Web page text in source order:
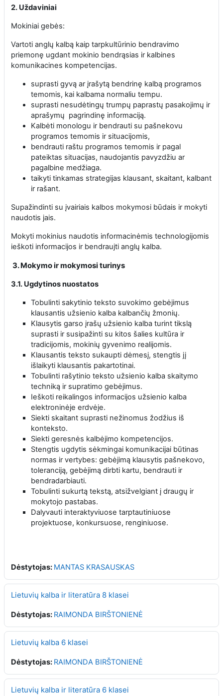
2. Uždaviniai
Mokiniai gebės:
Vartoti anglų kalbą kaip tarpkultūrinio bendravimo
priemonę ugdant mokinio bendrąsias ir kalbines
komunikacines kompetencijas.
suprasti gyvą ar įrašytą bendrinę kalbą programos
temomis, kai kalbama normaliu tempu.
suprasti nesudėtingų trumpų paprastų pasakojimų ir
aprašymų pagrindinę informaciją.
Kalbėti monologu ir bendrauti su pašnekovu
programos temomis ir situacijomis,
bendrauti raštu programos temomis ir pagal
pateiktas situacijas, naudojantis pavyzdžiu ar
pagalbine medžiaga.
taikyti tinkamas strategijas klausant, skaitant, kalbant
ir rašant.
Supažindinti su įvairiais kalbos mokymosi būdais ir mokyti
naudotis jais.
Mokyti mokinius naudotis informacinėmis technologijomis
ieškoti informacijos ir bendraujti anglų kalba.
3. Mokymo ir mokymosi turinys
3.1. Ugdytinos nuostatos
Tobulinti sakytinio teksto suvokimo gebėjimus
klausantis užsienio kalba kalbančių žmonių.
Klausytis garso įrašų užsienio kalba turint tikslą
suprasti ir susipažinti su kitos šalies kultūra ir
tradicijomis, mokinių gyvenimo realijomis.
Klausantis teksto sukaupti dėmesį, stengtis jį
išlaikyti klausantis pakartotinai.
Tobulinti rašytinio teksto užsienio kalba skaitymo
techniką ir supratimo gebėjimus.
Ieškoti reikalingos informacijos užsienio kalba
elektroninėje erdvėje.
Siekti skaitant suprasti nežinomus žodžius iš
konteksto.
Siekti geresnės kalbėjimo kompetencijos.
Stengtis ugdytis sėkmingai komunikacijai būtinas
normas ir vertybes: gebėjimą klausytis pašnekovo,
toleranciją, gebėjimą dirbti kartu, bendrauti ir
bendradarbiauti.
Tobulinti sukurtą tekstą, atsižvelgiant į draugų ir
mokytojo pastabas.
Dalyvauti interaktyviuose tarptautiniuose
projektuose, konkursuose, renginiuose.
Dėstytojas: MANTAS KRASAUSKAS
Lietuvių kalba ir literatūra 8 klasei
Dėstytojas: RAIMONDA BIRŠTONIENĖ
Lietuvių kalba 6 klasei
Dėstytojas: RAIMONDA BIRŠTONIENĖ
Lietuvių kalba ir literatūra 6 klasei